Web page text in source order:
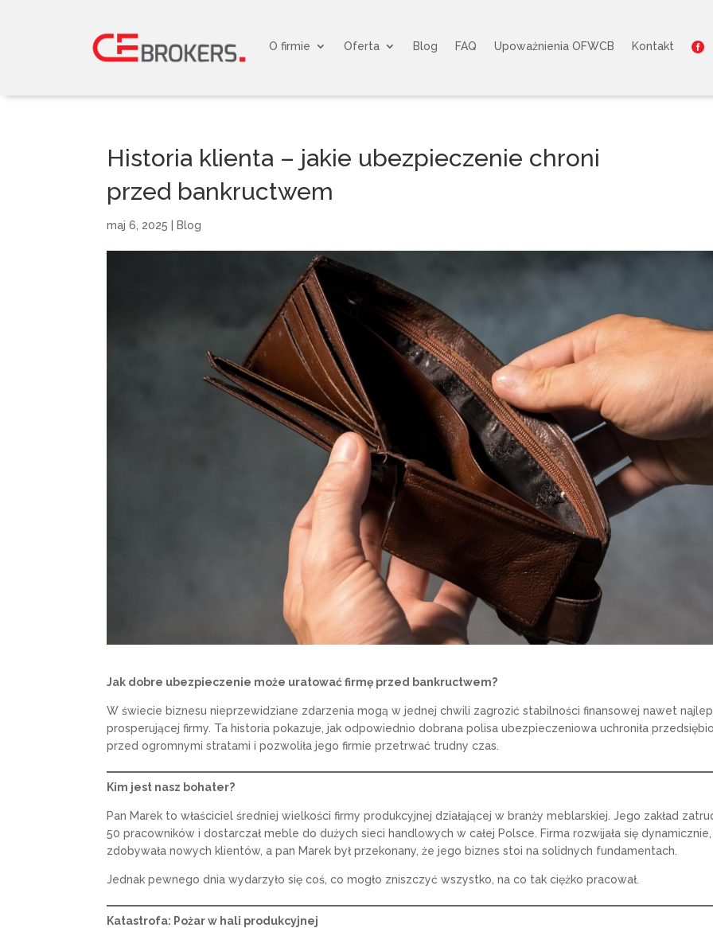
O firmie Oferta Blog FAQ Upoważnienia OFWCB Kontakt 
Historia klienta – jakie ubezpieczenie chroni
przed bankructwem
maj 6, 2025 Blog
Jak dobre ubezpieczenie może uratować firmę przed bankructwem?
W świecie biznesu nieprzewidziane zdarzenia mogą w jednej chwili zagrozić stabilności finansowej nawet
prosperującej firmy. Ta historia pokazuje, jak odpowiednio dobrana polisa ubezpieczeniowa uchroniła
przed ogromnymi stratami i pozwoliła jego firmie przetrwać trudny czas.
Kim jest nasz bohater?
Pan Marek to właściciel średniej wielkości firmy produkcyjnej działającej w branży meblarskiej. Jego zakład
50 pracowników i dostarczał meble do dużych sieci handlowych w całej Polsce. Firma rozwijała się dynamicznie,
zdobywała nowych klientów, a pan Marek był przekonany, że jego biznes stoi na solidnych fundamentach.
Jednak pewnego dnia wydarzyło się coś, co mogło zniszczyć wszystko, na co tak ciężko pracował.
Katastrofa: Pożar w hali produkcyjnej